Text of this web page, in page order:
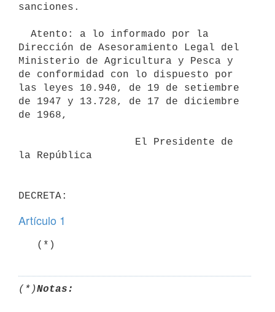
sanciones.
Dirección de Asesoramiento Legal del
Ministerio de Agricultura y Pesca y
de conformidad con lo dispuesto por
las leyes 10.940, de 19 de setiembre
de 1947 y 13.728, de 17 de diciembre
de 1968,
la República
Artículo 1
   (*)
(*)Notas: